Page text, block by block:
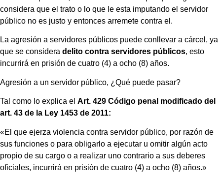
considera que el trato o lo que le esta imputando el servidor
público no es justo y entonces arremete contra el.
La agresión a servidores públicos puede conllevar a cárcel, ya
que se considera delito contra servidores públicos, esto
incurrirá en prisión de cuatro (4) a ocho (8) años.
Agresión a un servidor público, ¿Qué puede pasar?
Tal como lo explica el Art. 429 Código penal modificado del
art. 43 de la Ley 1453 de 2011:
«El que ejerza violencia contra servidor público, por razón de
sus funciones o para obligarlo a ejecutar u omitir algún acto
propio de su cargo o a realizar uno contrario a sus deberes
oficiales, incurrirá en prisión de cuatro (4) a ocho (8) años.»